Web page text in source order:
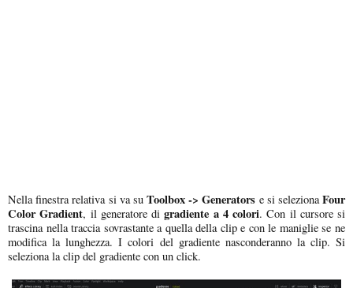
Nella finestra relativa si va su Toolbox -> Generators e si selezionaFour
Color Gradient, il generatore digradiente a 4 colori. Con il cursore si
trascina nella traccia sovrastante a quella della clip e con le maniglie se ne
modifica la lunghezza. I colori del gradiente nasconderanno la clip. Si
seleziona la clip del gradiente con un click.